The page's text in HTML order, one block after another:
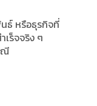
นธ์ หรือธุรกิจที่
ร็จจริง ๆ
ณี